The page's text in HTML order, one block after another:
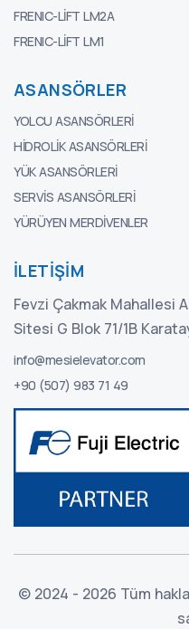
FRENIC-LIFT LM2A
FRENIC-LIFT LM1
ASANSÖRLER
YOLCU ASANSÖRLERI
HIDROLIK ASANSÖRLERI
YÜK ASANSÖRLERI
SERVIS ASANSÖRLERI
YÜRÜYEN MERDIVENLER
İLETIŞIM
Fevzi Çakmak Mahallesi
Sitesi G Blok 71/1B
info@mesielevator.com
+90 (507) 983 71 49
© 2024 - 2026 Tüm